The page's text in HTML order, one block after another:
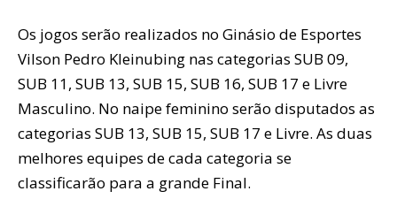
Os jogos serão realizados no Ginásio de Esportes
Vilson Pedro Kleinubing nas categorias SUB 09,
SUB 11, SUB 13, SUB 15, SUB 16, SUB 17 e Livre
Masculino. No naipe feminino serão disputados as
categorias SUB 13, SUB 15, SUB 17 e Livre. As duas
melhores equipes de cada categoria se
classificarão para a grande Final.